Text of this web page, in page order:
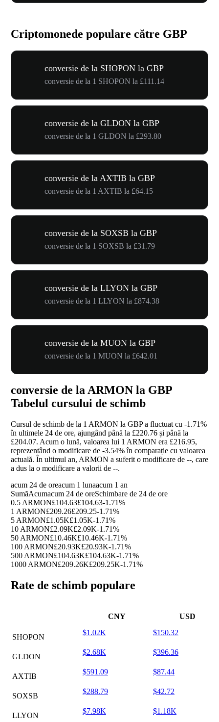
Criptomonede populare către GBP
conversie de la SHOPON la GBP
conversie de la 1 SHOPON la £111.14
conversie de la GLDON la GBP
conversie de la 1 GLDON la £293.80
conversie de la AXTIB la GBP
conversie de la 1 AXTIB la £64.15
conversie de la SOXSB la GBP
conversie de la 1 SOXSB la £31.79
conversie de la LLYON la GBP
conversie de la 1 LLYON la £874.38
conversie de la MUON la GBP
conversie de la 1 MUON la £642.01
conversie de la ARMON la GBP
Tabelul cursului de schimb
Cursul de schimb de la 1 ARMON la GBP a fluctuat cu -1.71%
în ultimele 24 de ore, ajungând până la £220.76 și până la
£204.07. Acum o lună, valoarea lui 1 ARMON era £216.95,
reprezentând o modificare de -3.54%în comparație cu valoarea
actuală. În ultimul an, ARMON a suferit o modificare de --, care
a dus la o modificare a valorii de --.
acum 24 de oreacum 1 lunaacum 1 an
SumăAcumacum 24 de oreSchimbare de 24 de ore
0.5 ARMON£104.63£104.63-1.71%
1 ARMON£209.26£209.25-1.71%
5 ARMON£1.05K£1.05K-1.71%
10 ARMON£2.09K£2.09K-1.71%
50 ARMON£10.46K£10.46K-1.71%
100 ARMON£20.93K£20.93K-1.71%
500 ARMON£104.63K£104.63K-1.71%
1000 ARMON£209.26K£209.25K-1.71%
Rate de schimb populare
CNY USD
SHOPON
$1.02K $150.32
GLDON
$2.68K $396.36
AXTIB
$591.09 $87.44
SOXSB
$288.79 $42.72
LLYON
$7.98K $1.18K